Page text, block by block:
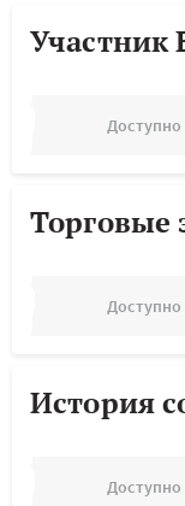
Торговые
История